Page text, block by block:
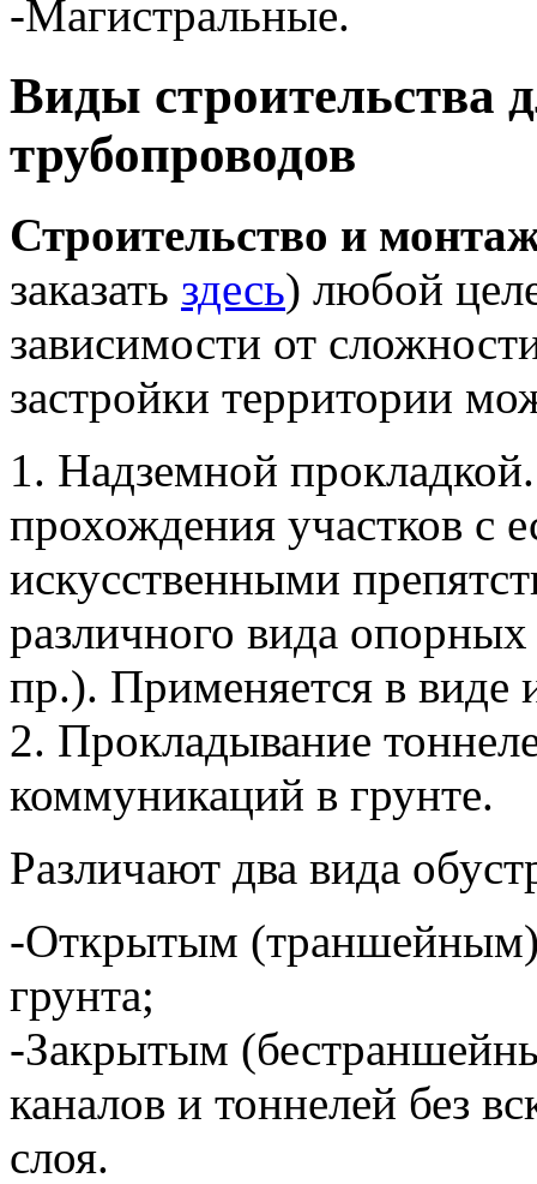
-Магистральные.
Виды строительства
трубопроводов
Строительство и
заказать здесь) любой
зависимости от
застройки территории
1. Надземной
прохождения участков с
искусственными
различного вида
пр.). Применяется в виде
2. Прокладывание
коммуникаций в грунте.
Различают два вида
-Открытым (траншейным)
грунта;
-Закрытым
каналов и тоннелей без
слоя.